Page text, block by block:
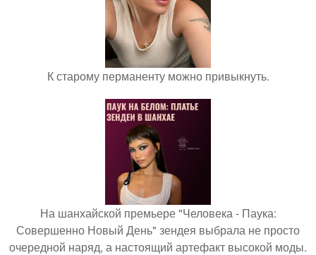
К старому перманенту можно привыкнуть.
На шанхайской премьере "Человека - Паука:
Совершенно Новый День" зендея выбрала не просто
очередной наряд, а настоящий артефакт высокой моды.